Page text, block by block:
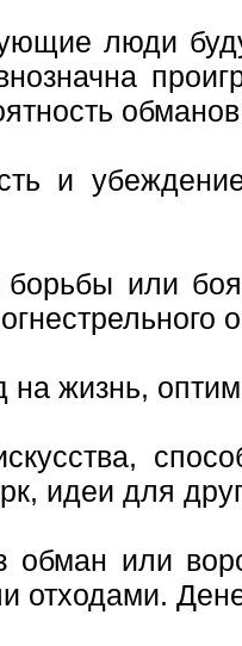
люди
и
борьбы или
на жизнь,
идеи для
обман или
отходами.